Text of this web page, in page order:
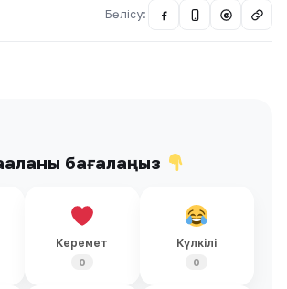
Бөлісу: @
бағалаңыз
Керемет
0
Күлкілі
0